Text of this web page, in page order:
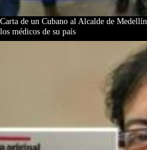
Carta de un Cubano al Alcalde de
los médicos de su país